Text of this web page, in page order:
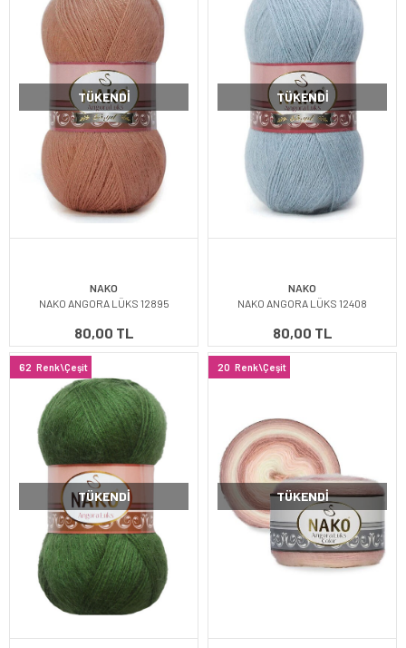
TÜKENDI
NAKO
NAKO ANGORA LÜKS 12895
80,00 TL
TÜKENDI
NAKO
NAKO ANGORA LÜKS 12408
80,00 TL
62 Renk\Çeşit
TÜKENDI
20 Renk\Çeşit
TÜKENDI